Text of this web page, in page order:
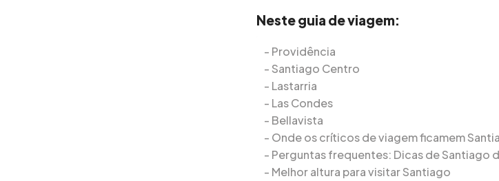
Neste guia de viagem:
Providência
Santiago Centro
Lastarria
Las Condes
Bellavista
Onde os críticos de viagem ficamem
Perguntas frequentes: Dicas de Santiago
Melhor altura para visitar Santiago